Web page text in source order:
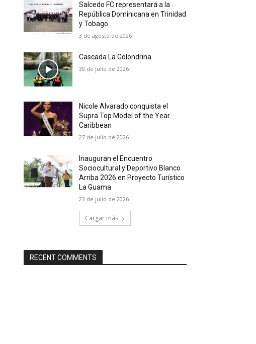
Salcedo FC representará a la
República Dominicana en Trinidad
y Tobago
3 de agosto de 2026
Cascada La Golondrina
30 de julio de 2026
Nicole Alvarado conquista el
Supra Top Model of the Year
Caribbean
27 de julio de 2026
Inauguran el Encuentro
Sociocultural y Deportivo Blanco
Arriba 2026 en Proyecto Turístico
La Guama
23 de julio de 2026
Cargar más
RECENT COMMENTS